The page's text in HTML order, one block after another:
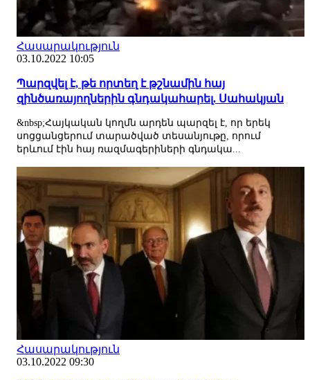
Հասարակություն
03.10.2022 10:05
Պարզվել է, թե որտեղ է թշնամին հայ
զինծառայողներին գնդակահարել. Սահակյան
&nbsp;Հայկական կողմն արդեն պարզել է, որ երեկ
սոցցանցերում տարածված տեսանյութը, որում
երևում էին հայ ռազմագերիների գնդակա...
Հասարակություն
03.10.2022 09:30